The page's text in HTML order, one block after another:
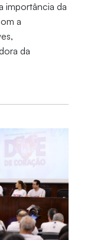
importância da
a
da